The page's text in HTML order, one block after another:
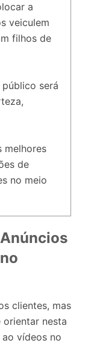
a
veiculem
filhos de
será
melhores
de
no meio
clientes, mas
nesta
vídeos no